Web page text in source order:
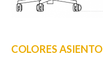
COLORES ASIENTO